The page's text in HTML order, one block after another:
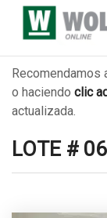
Recomendamos
o haciendo clic
actualizada.
LOTE #